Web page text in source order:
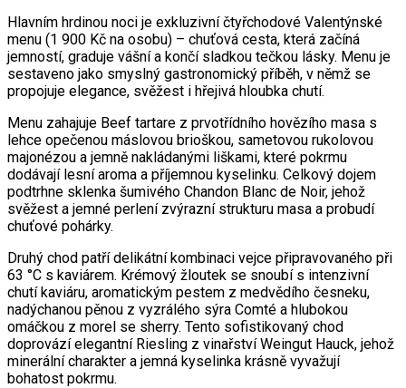
Hlavním hrdinou noci je exkluzivní čtyřchodové Valentýnské
menu (1 900 Kč na osobu) – chuťová cesta, která začíná
jemností, graduje vášní a končí sladkou tečkou lásky. Menu je
sestaveno jako smyslný gastronomický příběh, v němž se
propojuje elegance, svěžest i hřejivá hloubka chutí.
Menu zahajuje Beef tartare z prvotřídního hovězího masa s
lehce opečenou máslovou brioškou, sametovou rukolovou
majonézou a jemně nakládanými liškami, které pokrmu
dodávají lesní aroma a příjemnou kyselinku. Celkový dojem
podtrhne sklenka šumivého Chandon Blanc de Noir, jehož
svěžest a jemné perlení zvýrazní strukturu masa a probudí
chuťové pohárky.
Druhý chod patří delikátní kombinaci vejce připravovaného při
63 °C s kaviárem. Krémový žloutek se snoubí s intenzivní
chutí kaviáru, aromatickým pestem z medvědího česneku,
nadýchanou pěnou z vyzrálého sýra Comté a hlubokou
omáčkou z morel se sherry. Tento sofistikovaný chod
doprovází elegantní Riesling z vinařství Weingut Hauck, jehož
minerální charakter a jemná kyselinka krásně vyvažují
bohatost pokrmu.